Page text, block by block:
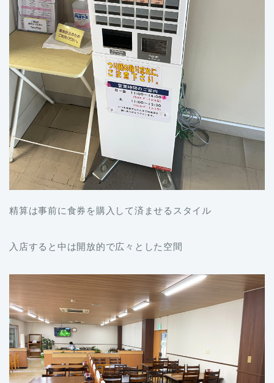
精算は事前に食券を購入して済ませるスタイル
入店すると中は開放的で広々とした空間